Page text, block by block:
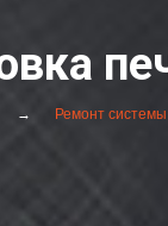
Ремонт